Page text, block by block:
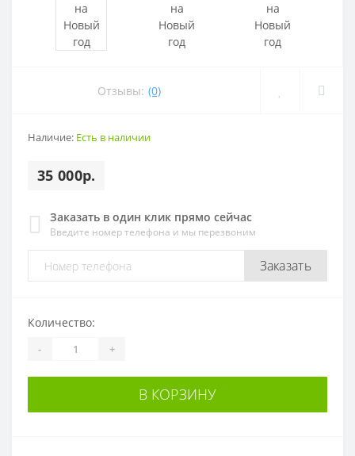
Отзывы: (0)
Наличие: Есть в наличии
35 000р.
Заказать в один клик прямо сейчас
Введите номер телефона и мы перезвоним
Заказать
Количество:
- +
В КОРЗИНУ